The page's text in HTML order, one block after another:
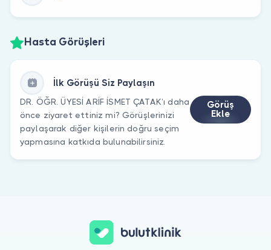
Hasta Görüşleri
İlk Görüşü Siz Paylaşın
DR. ÖĞR. ÜYESİ ARİF İSMET ÇATAK’ı daha
önce ziyaret ettiniz mi? Görüşlerinizi
paylaşarak diğer kişilerin doğru seçim
yapmasına katkıda bulunabilirsiniz.
Görüş
Ekle